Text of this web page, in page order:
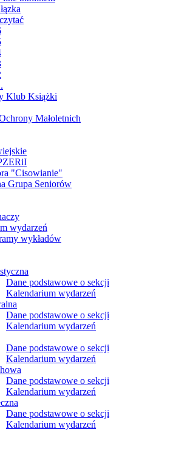
Klub Książki
Małoletnich
"Cisowianie"
Grupa Seniorów
wydarzeń
wykładów
Dane podstawowe o sekcji
Kalendarium wydarzeń
Dane podstawowe o sekcji
Kalendarium wydarzeń
Dane podstawowe o sekcji
Kalendarium wydarzeń
Dane podstawowe o sekcji
Kalendarium wydarzeń
Dane podstawowe o sekcji
Kalendarium wydarzeń